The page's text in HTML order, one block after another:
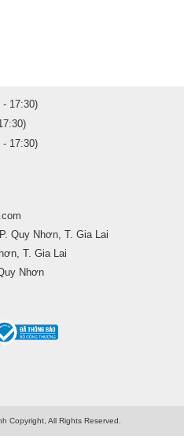
- 17:30)
- 17:30)
Quy Nhơn, T. Gia Lai
T. Gia Lai
Nhơn
Copyright, All Rights Reserved.